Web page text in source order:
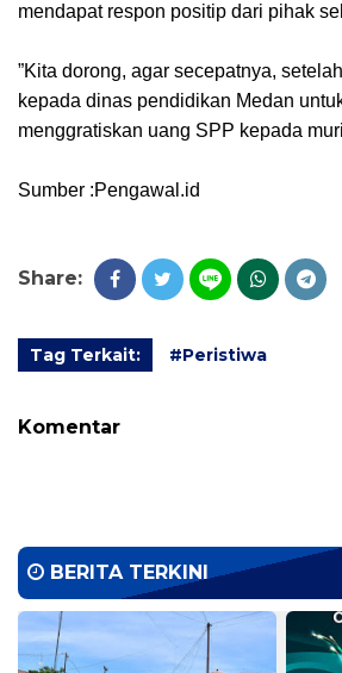
mendapat respon positip dari pihak
”Kita dorong, agar secepatnya,
kepada dinas pendidikan Medan
menggratiskan uang SPP kepada
Sumber :Pengawal.id
Share:
Tag Terkait: #Peristiwa
Komentar
BERITA TERKINI